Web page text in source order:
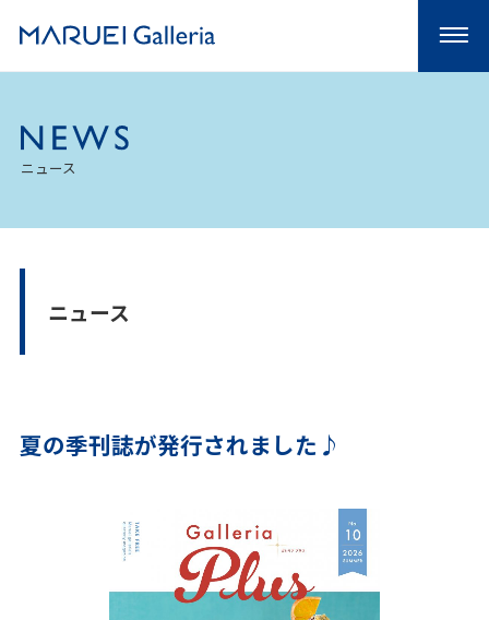
ニュース
ニュース
夏の季刊誌が発行されました♪